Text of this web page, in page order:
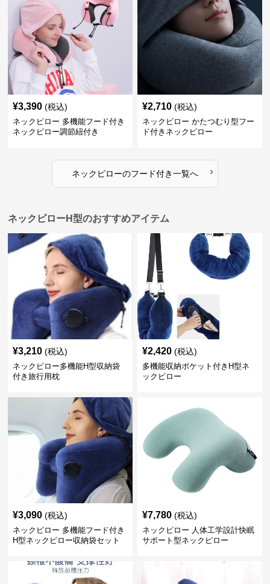
¥3,390 (税込)
ネックピロー 多機能フード付き
ネックピロー調節紐付き
¥2,710 (税込)
ネックピロー かたつむり型フー
ド付きネックピロー
ネックピローのフード付き一覧へ ›
ネックピローH型のおすすめアイテム
¥3,210 (税込)
ネックピロー多機能H型収納袋
付き旅行用枕
¥2,420 (税込)
多機能収納ポケット付きH型ネ
ックピロー
¥3,090 (税込)
ネックピロー 多機能フード付き
H型ネックピロー収納袋セット
¥7,780 (税込)
ネックピロー 人体工学設計快眠
サポート型ネックピロー